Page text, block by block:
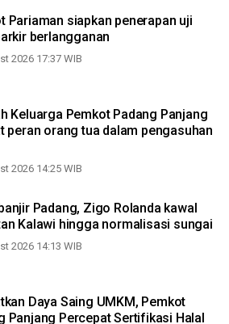
Pariaman siapkan penerapan uji
berlangganan
2026 17:37 WIB
Keluarga Pemkot Padang Panjang
peran orang tua dalam pengasuhan
2026 14:25 WIB
Padang, Zigo Rolanda kawal
Kalawi hingga normalisasi sungai
2026 14:13 WIB
Daya Saing UMKM, Pemkot
Panjang Percepat Sertifikasi Halal